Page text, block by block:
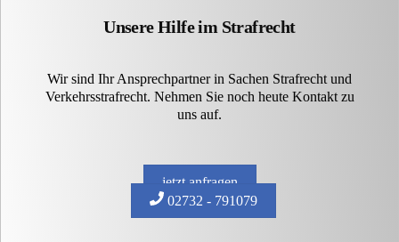
Unsere Hilfe im Strafrecht
Wir sind Ihr Ansprechpartner in Sachen Strafrecht und
Verkehrsstrafrecht. Nehmen Sie noch heute Kontakt zu
uns auf.
jetzt anfragen
02732 - 791079